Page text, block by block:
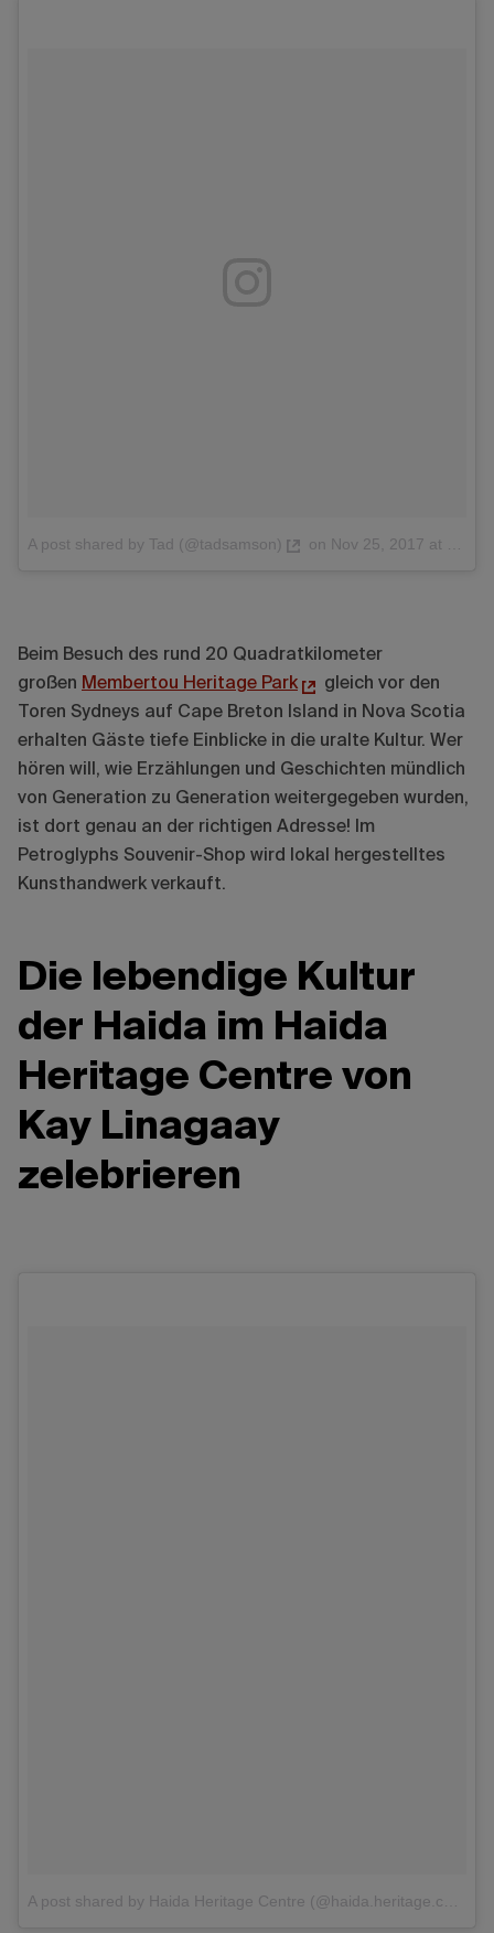
A post shared by Tad (@tadsamson) on Nov 25, 2017 at 7:10pm PST
Beim Besuch des rund 20 Quadratkilometer
großen Membertou Heritage Park
gleich vor den
Toren Sydneys auf Cape Breton Island in Nova Scotia
erhalten Gäste tiefe Einblicke in die uralte Kultur. Wer
hören will, wie Erzählungen und Geschichten mündlich
von Generation zu Generation weitergegeben wurden,
ist dort genau an der richtigen Adresse! Im
Petroglyphs Souvenir-Shop wird lokal hergestelltes
Kunsthandwerk verkauft.
Die lebendige Kultur
der Haida im Haida
Heritage Centre von
Kay Linagaay
zelebrieren
A post shared by Haida Heritage Centre (@haida.heritage.centre)